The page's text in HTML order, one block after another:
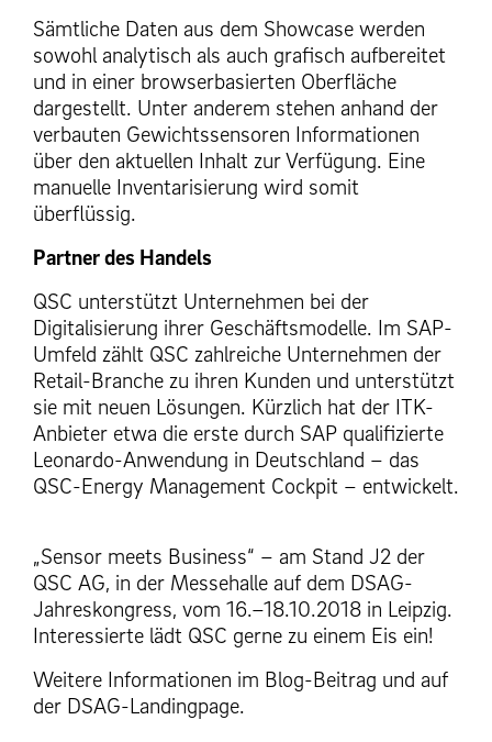
Sämtliche Daten aus dem Showcase werden
sowohl analytisch als auch grafisch aufbereitet
und in einer browserbasierten Oberfläche
dargestellt. Unter anderem stehen anhand der
verbauten Gewichtssensoren Informationen
über den aktuellen Inhalt zur Verfügung. Eine
manuelle Inventarisierung wird somit
überflüssig.
Partner des Handels
QSC unterstützt Unternehmen bei der
Digitalisierung ihrer Geschäftsmodelle. Im SAP-
Umfeld zählt QSC zahlreiche Unternehmen der
Retail-Branche zu ihren Kunden und unterstützt
sie mit neuen Lösungen. Kürzlich hat der ITK-
Anbieter etwa die erste durch SAP qualifizierte
Leonardo-Anwendung in Deutschland – das
QSC-Energy Management Cockpit – entwickelt.
„Sensor meets Business“ – am Stand J2 der
QSC AG, in der Messehalle auf dem DSAG-
Jahreskongress, vom 16.–18.10.2018 in Leipzig.
Interessierte lädt QSC gerne zu einem Eis ein!
Weitere Informationen im Blog-Beitrag und auf
der DSAG-Landingpage.